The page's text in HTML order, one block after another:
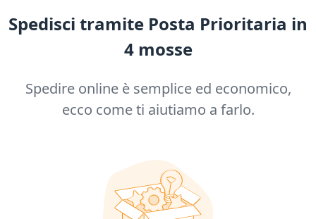
Spedisci tramite Posta Prioritaria in
4 mosse
Spedire online è semplice ed economico,
ecco come ti aiutiamo a farlo.